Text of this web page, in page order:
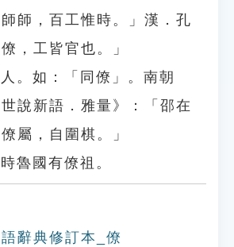
師，百工惟時。」漢．孔
，工皆官也。」
。如：「同僚」。南朝
說新語．雅量》：「邵在
屬，自圍棋。」
魯國有僚祖。
辭典修訂本_僚